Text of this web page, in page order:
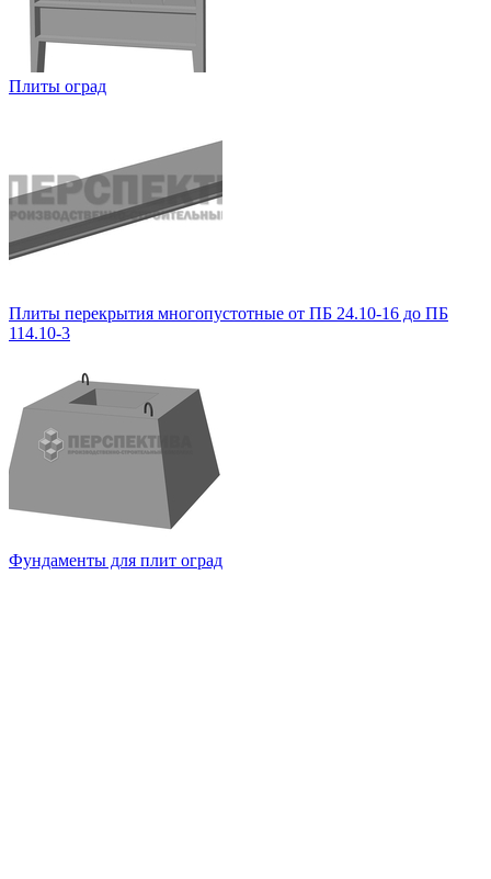
Плиты оград
Плиты перекрытия многопустотные от ПБ 24.10-16 до ПБ
114.10-3
Фундаменты для плит оград